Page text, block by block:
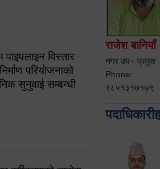
विस्तार
परियोजनाको
सुनुवाई सम्बन्धी
राजेश बानियाँ
नगर उप– प्रमुख
Phone:
९८५१३१७१७९